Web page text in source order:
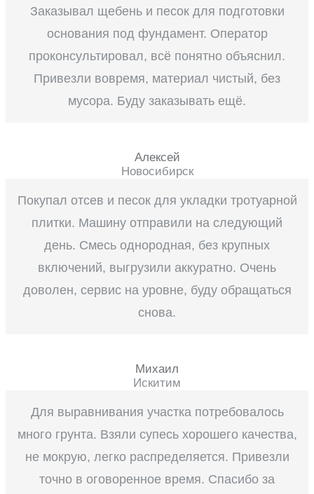
Заказывал щебень и песок для подготовки
основания под фундамент. Оператор
проконсультировал, всё понятно объяснил.
Привезли вовремя, материал чистый, без
мусора. Буду заказывать ещё.
Алексей
Новосибирск
Покупал отсев и песок для укладки тротуарной
плитки. Машину отправили на следующий
день. Смесь однородная, без крупных
включений, выгрузили аккуратно. Очень
доволен, сервис на уровне, буду обращаться
снова.
Михаил
Искитим
Для выравнивания участка потребовалось
много грунта. Взяли супесь хорошего качества,
не мокрую, легко распределяется. Привезли
точно в оговоренное время. Спасибо за